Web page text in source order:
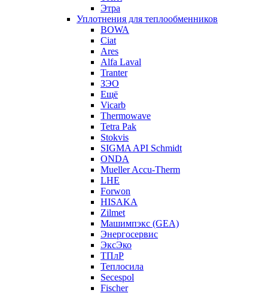
Этра
Уплотнения для теплообменников
BOWA
Ciat
Ares
Alfa Laval
Tranter
ЗЭО
Ещё
Vicarb
Thermowave
Tetra Pak
Stokvis
SIGMA API Schmidt
ONDA
Mueller Accu-Therm
LHE
Forwon
HISAKA
Zilmet
Машимпэкс (GEA)
Энергосервис
ЭксЭко
ТПлР
Теплосила
Secespol
Fischer